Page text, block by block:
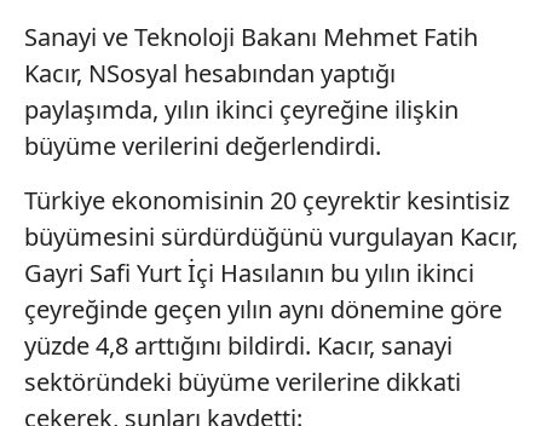
Sanayi ve Teknoloji Bakanı Mehmet Fatih
Kacır, NSosyal hesabından yaptığı
paylaşımda, yılın ikinci çeyreğine ilişkin
büyüme verilerini değerlendirdi.
Türkiye ekonomisinin 20 çeyrektir kesintisiz
büyümesini sürdürdüğünü vurgulayan Kacır,
Gayri Safi Yurt İçi Hasılanın bu yılın ikinci
çeyreğinde geçen yılın aynı dönemine göre
yüzde 4,8 arttığını bildirdi. Kacır, sanayi
sektöründeki büyüme verilerine dikkati
çekerek, şunları kaydetti: